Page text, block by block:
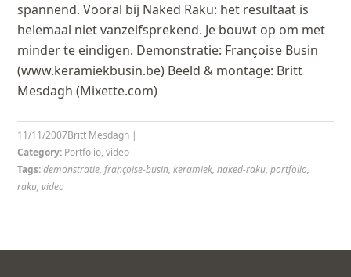
spannend. Vooral bij Naked Raku: het resultaat is
helemaal niet vanzelfsprekend. Je bouwt op om met
minder te eindigen. Demonstratie: Françoise Busin
(www.keramiekbusin.be) Beeld & montage: Britt
Mesdagh (Mixette.com)
Britt Mesdagh |
11/11/2007
Category: Portfolio,video
Tags:demonstratie,françoise-busin,keramiek,naked-raku,portfolio,
raku,video